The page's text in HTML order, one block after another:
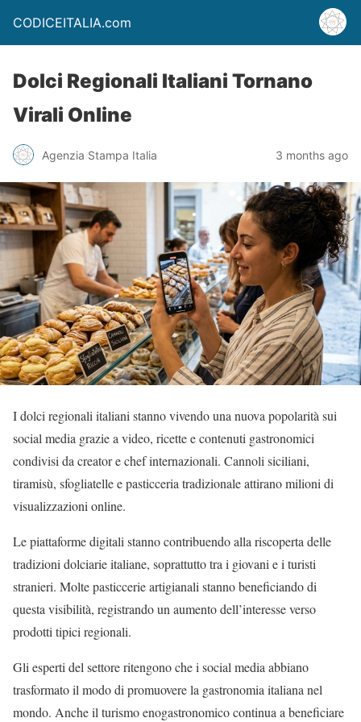
CODICEITALIA.com
Dolci Regionali Italiani Tornano
Virali Online
Agenzia Stampa Italia 3 months ago
I dolci regionali italiani stanno vivendo una nuova popolarità sui
social media grazie a video, ricette e contenuti gastronomici
condivisi da creator e chef internazionali. Cannoli siciliani,
tiramisù, sfogliatelle e pasticceria tradizionale attirano milioni di
visualizzazioni online.
Le piattaforme digitali stanno contribuendo alla riscoperta delle
tradizioni dolciarie italiane, soprattutto tra i giovani e i turisti
stranieri. Molte pasticcerie artigianali stanno beneficiando di
questa visibilità, registrando un aumento dell’interesse verso
prodotti tipici regionali.
Gli esperti del settore ritengono che i social media abbiano
trasformato il modo di promuovere la gastronomia italiana nel
mondo. Anche il turismo enogastronomico continua a beneficiare